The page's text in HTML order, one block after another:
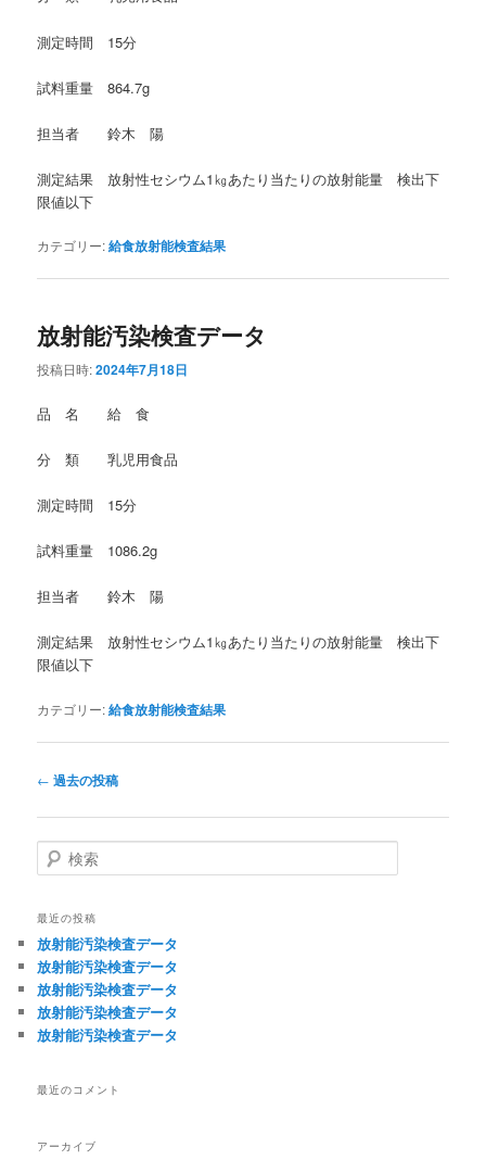
測定時間 15分
試料重量 864.7g
担当者 鈴木 陽
測定結果 放射性セシウム1㎏あたり当たりの放射能量 検出下
限値以下
カテゴリー:給食放射能検査結果
放射能汚染検査データ
投稿日時:2024年7月18日
品 名 給 食
分 類 乳児用食品
測定時間 15分
試料重量 1086.2g
担当者 鈴木 陽
測定結果 放射性セシウム1㎏あたり当たりの放射能量 検出下
限値以下
カテゴリー:給食放射能検査結果
投
ナ
ビ
ゲ
シ
ョ
ン
← 過去の投稿
検
索
最近の投稿
放射能汚染検査データ
放射能汚染検査データ
放射能汚染検査データ
放射能汚染検査データ
放射能汚染検査データ
最近のコメント
アーカイブ